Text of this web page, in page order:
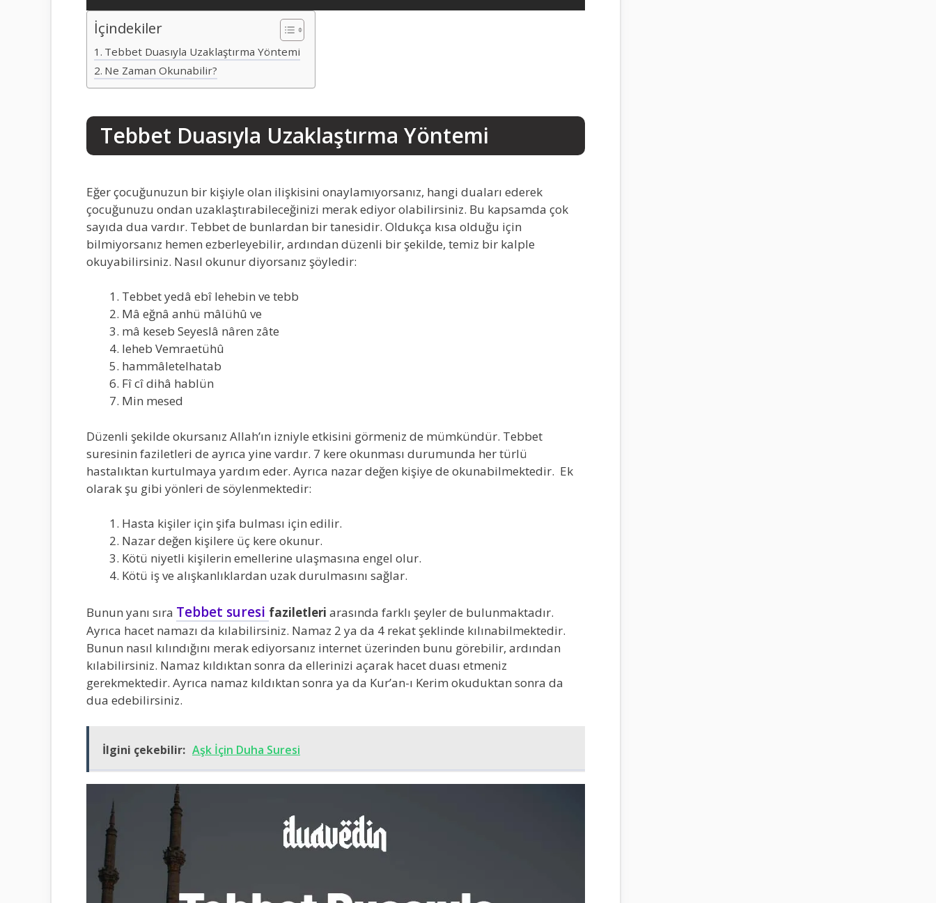
İçindekiler
Tebbet Duasıyla Uzaklaştırma Yöntemi
Ne Zaman Okunabilir?
Tebbet Duasıyla Uzaklaştırma Yöntemi
Eğer çocuğunuzun bir kişiyle olan ilişkisini onaylamıyorsanız, hangi duaları ederek
çocuğunuzu ondan uzaklaştırabileceğinizi merak ediyor olabilirsiniz. Bu kapsamda çok
sayıda dua vardır. Tebbet de bunlardan bir tanesidir. Oldukça kısa olduğu için
bilmiyorsanız hemen ezberleyebilir, ardından düzenli bir şekilde, temiz bir kalple
okuyabilirsiniz. Nasıl okunur diyorsanız şöyledir:
Tebbet yedâ ebî lehebin ve tebb
Mâ eğnâ anhü mâlühû ve
mâ keseb Seyeslâ nâren zâte
leheb Vemraetühû
hammâletelhatab
Fî cî dihâ hablün
Min mesed
Düzenli şekilde okursanız Allah’ın izniyle etkisini görmeniz de mümkündür. Tebbet
suresinin faziletleri de ayrıca yine vardır. 7 kere okunması durumunda her türlü
hastalıktan kurtulmaya yardım eder. Ayrıca nazar değen kişiye de okunabilmektedir. Ek
olarak şu gibi yönleri de söylenmektedir:
Hasta kişiler için şifa bulması için edilir.
Nazar değen kişilere üç kere okunur.
Kötü niyetli kişilerin emellerine ulaşmasına engel olur.
Kötü iş ve alışkanlıklardan uzak durulmasını sağlar.
Bunun yanı sıra Tebbet suresi faziletleri arasında farklı şeyler de bulunmaktadır.
Ayrıca hacet namazı da kılabilirsiniz. Namaz 2 ya da 4 rekat şeklinde kılınabilmektedir.
Bunun nasıl kılındığını merak ediyorsanız internet üzerinden bunu görebilir, ardından
kılabilirsiniz. Namaz kıldıktan sonra da ellerinizi açarak hacet duası etmeniz
gerekmektedir. Ayrıca namaz kıldıktan sonra ya da Kur’an-ı Kerim okuduktan sonra da
dua edebilirsiniz.
İlgini çekebilir: Aşk İçin Duha Suresi